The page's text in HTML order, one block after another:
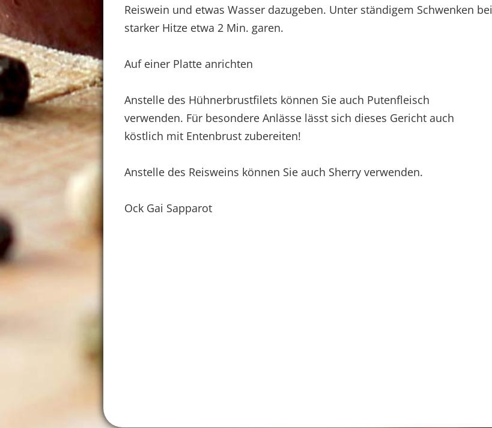
Reiswein und etwas Wasser dazugeben. Unter ständigem Schwenken bei
starker Hitze etwa 2 Min. garen.
Auf einer Platte anrichten
Anstelle des Hühnerbrustfilets können Sie auch Putenfleisch
verwenden. Für besondere Anlässe lässt sich dieses Gericht auch
köstlich mit Entenbrust zubereiten!
Anstelle des Reisweins können Sie auch Sherry verwenden.
Ock Gai Sapparot